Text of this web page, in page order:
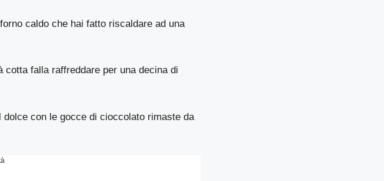
caldo che hai fatto riscaldare ad una
falla raffreddare per una decina di
con le gocce di cioccolato rimaste da